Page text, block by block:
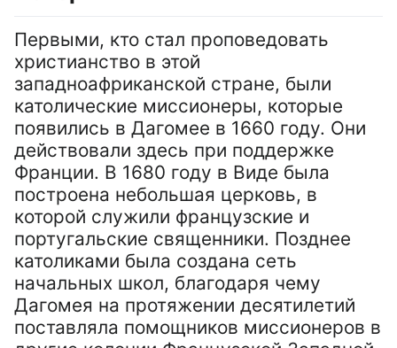
Первыми, кто стал проповедовать
христианство в этой
западноафриканской стране, были
католические миссионеры, которые
появились в Дагомее в 1660 году. Они
действовали здесь при поддержке
Франции. В 1680 году в Виде была
построена небольшая церковь, в
которой служили французские и
португальские священники. Позднее
католиками была создана сеть
начальных школ, благодаря чему
Дагомея на протяжении десятилетий
поставляла помощников миссионеров в